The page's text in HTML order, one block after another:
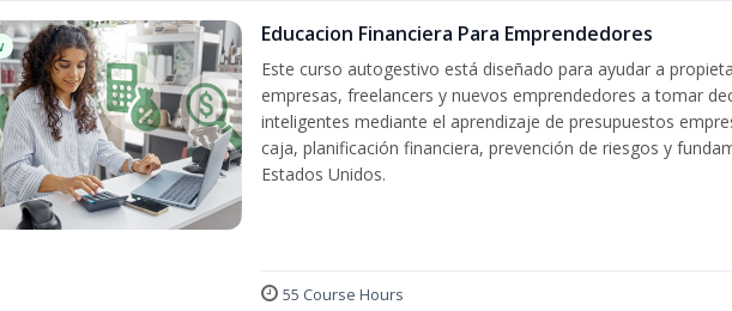
Educacion Financiera Para Emprendedores
Este curso autogestivo está diseñado para ayudar a
empresas, freelancers y nuevos emprendedores a tomar
inteligentes mediante el aprendizaje de presupuestos
caja, planificación financiera, prevención de riesgos y
Estados Unidos.
55 Course Hours